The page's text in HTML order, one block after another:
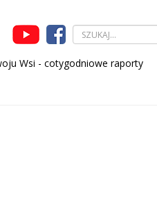
Wsi - cotygodniowe raporty